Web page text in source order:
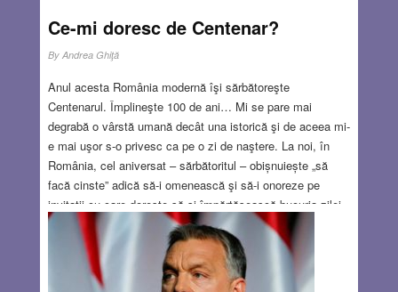
Ce-mi doresc de Centenar?
By Andrea Ghiţă
Anul acesta România modernă îşi sărbătoreşte
Centenarul. Împlineşte 100 de ani… Mi se pare mai
degrabă o vârstă umană decât una istorică şi de aceea mi-
e mai uşor s-o privesc ca pe o zi de naştere. La noi, în
România, cel aniversat – sărbătoritul – obișnuiește „să
facă cinste” adică să-i omenească şi să-i onoreze pe
invitaţii cu care doreşte să-şi împărtăşească bucuria zilei
de naştere. Vrea ca aceştia – rude, prieteni, colegi, vecini
– să se simtă cât mai bine în tovărăşia lui, după cum şi el
îşi doreşte să se bucure de prezenţa invitaţilor. Aceştia
aduc daruri alese, rostesc urări de sănătate şi viaţă lungă,